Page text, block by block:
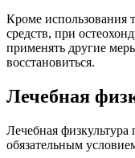
Кроме использования
средств, при
применять другие
восстановиться.
Лечебная
Лечебная физкультура
обязательным